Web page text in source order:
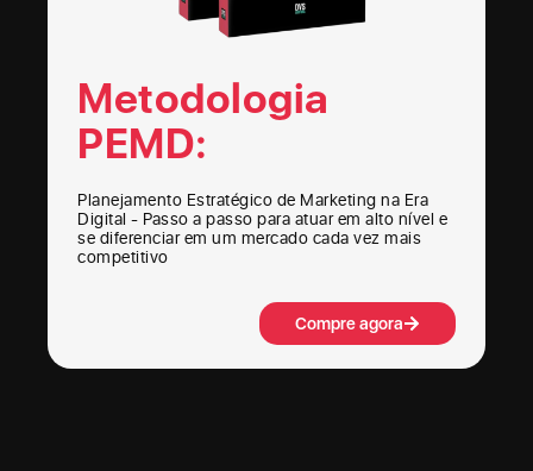
Metodologia
PEMD:
Planejamento Estratégico de Marketing na Era
Digital - Passo a passo para atuar em alto nível e
se diferenciar em um mercado cada vez mais
competitivo
Compre agora